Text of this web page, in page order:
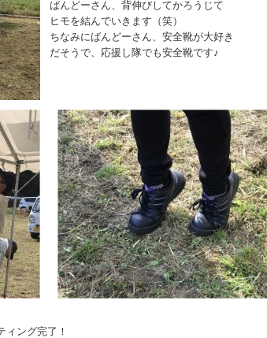
ばんどーさん、背伸びしてかろうじて
ヒモを結んでいきます（笑）
ちなみにばんどーさん、安全靴が大好き
だそうで、応援し隊でも安全靴です♪
ィング完了！